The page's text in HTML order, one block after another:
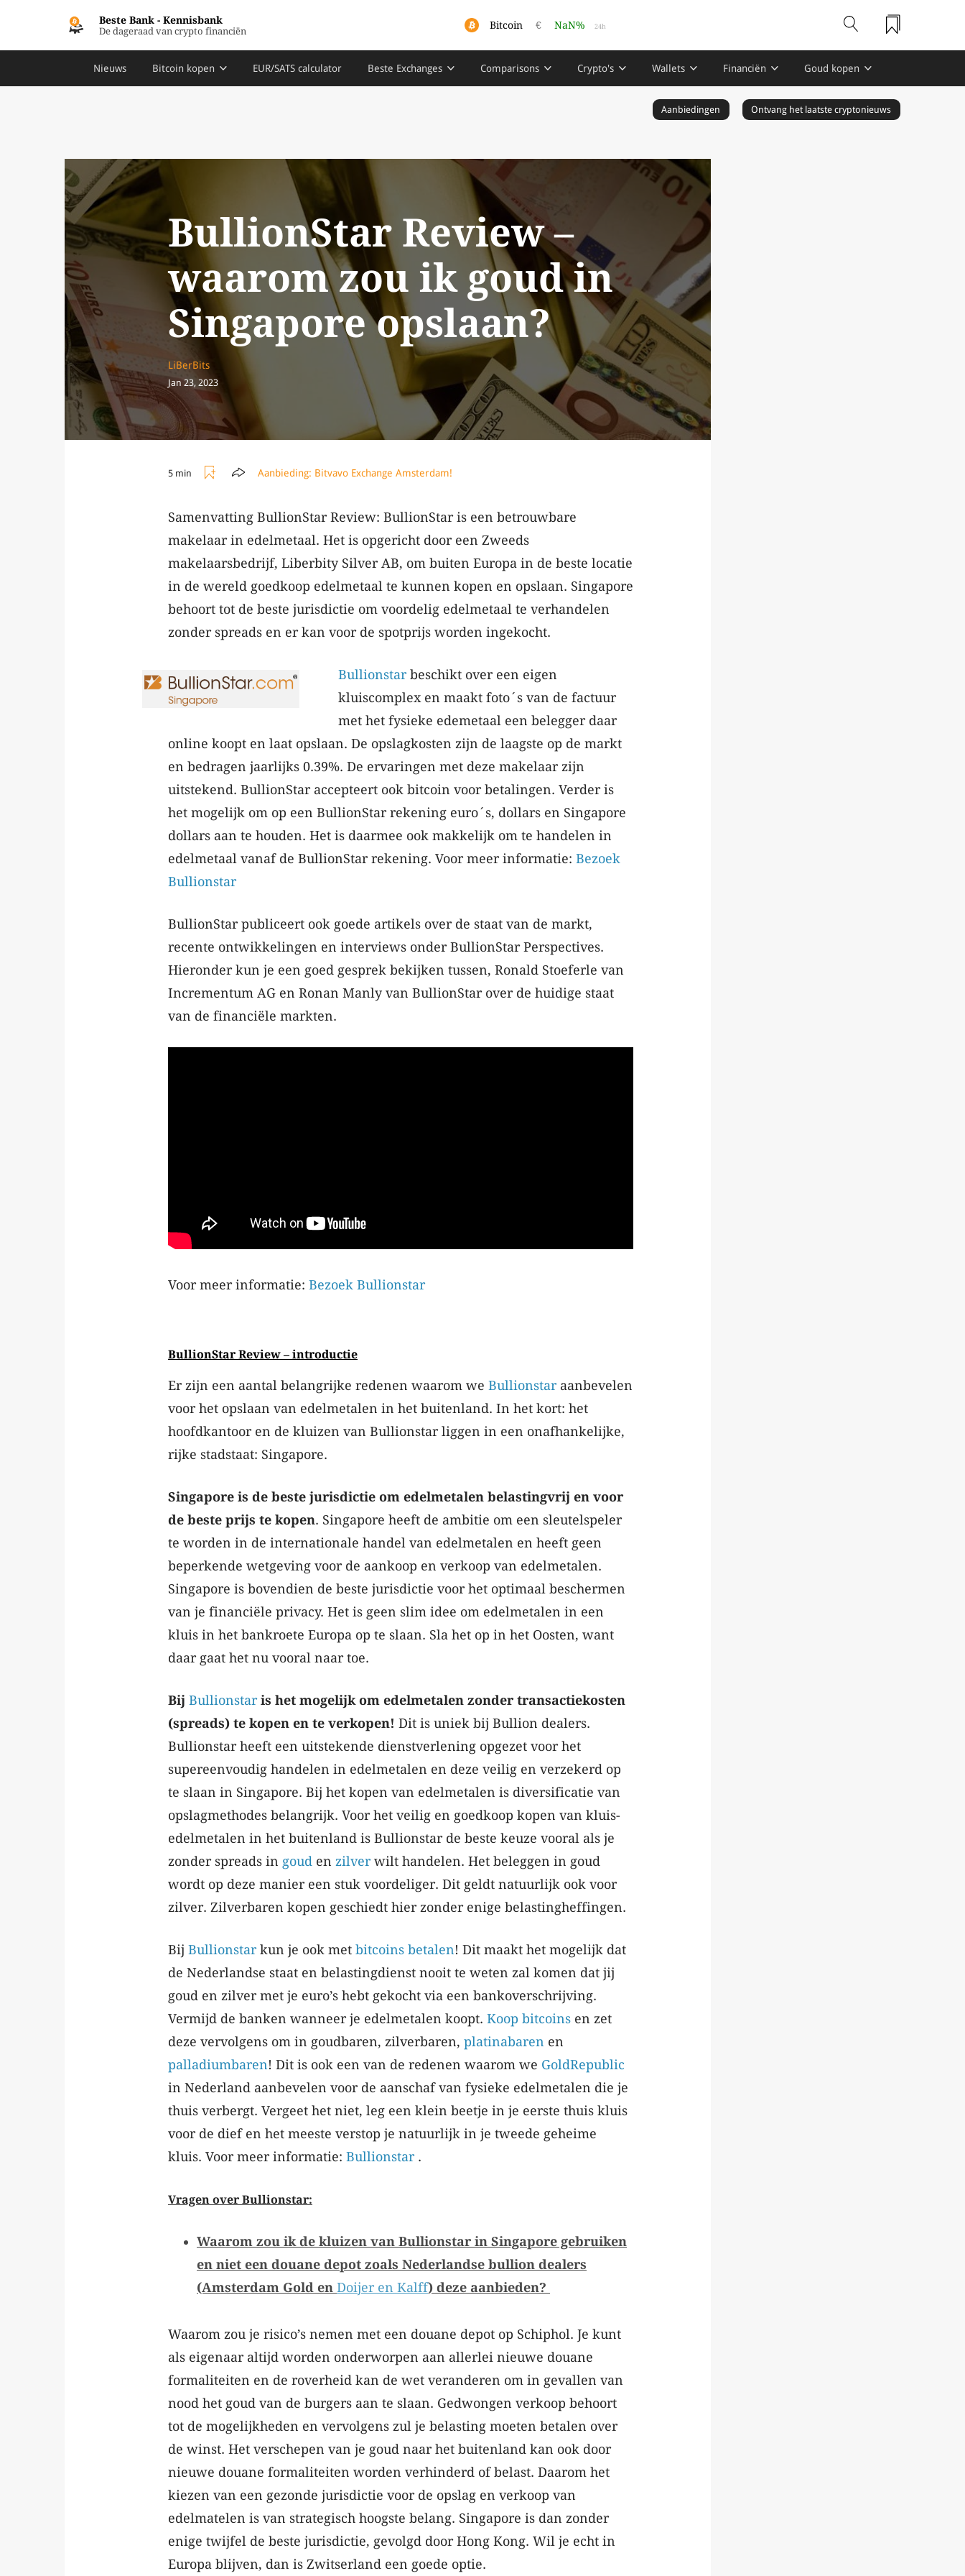
Beste Bank - Kennisbank
De dageraad van crypto financiën Bitcoin € NaN% 24h
Nieuws Bitcoin kopen EUR/SATS calculator Beste Exchanges Comparisons Crypto's Wallets Financiën Goud kopen
Aanbiedingen Ontvang het laatste cryptonieuws
BullionStar Review –
waarom zou ik goud in
Singapore opslaan?
LiBerBits
Jan 23, 2023
5 min Aanbieding: Bitvavo Exchange Amsterdam!
Samenvatting BullionStar Review: BullionStar is een betrouwbare
makelaar in edelmetaal. Het is opgericht door een Zweeds
makelaarsbedrijf, Liberbity Silver AB, om buiten Europa in de beste locatie
in de wereld goedkoop edelmetaal te kunnen kopen en opslaan. Singapore
behoort tot de beste jurisdictie om voordelig edelmetaal te verhandelen
zonder spreads en er kan voor de spotprijs worden ingekocht.
Bullionstarbeschikt over een eigen
kluiscomplex en maakt foto´s van de factuur
met het fysieke edemetaal een belegger daar
online koopt en laat opslaan. De opslagkosten zijn de laagste op de markt
en bedragen jaarlijks 0.39%. De ervaringen met deze makelaar zijn
uitstekend. BullionStar accepteert ook bitcoin voor betalingen. Verder is
het mogelijk om op een BullionStar rekening euro´s, dollars en Singapore
dollars aan te houden. Het is daarmee ook makkelijk om te handelen in
edelmetaal vanaf de BullionStar rekening. Voor meer informatie: Bezoek
Bullionstar
BullionStar publiceert ook goede artikels over de staat van de markt,
recente ontwikkelingen en interviews onder BullionStar Perspectives.
Hieronder kun je een goed gesprek bekijken tussen, Ronald Stoeferle van
Incrementum AG en Ronan Manly van BullionStar over de huidige staat
van de financiële markten.
Voor meer informatie: Bezoek Bullionstar
BullionStar Review – introductie
Er zijn een aantal belangrijke redenen waarom we Bullionstaraanbevelen
voor het opslaan van edelmetalen in het buitenland. In het kort: het
hoofdkantoor en de kluizen van Bullionstar liggen in een onafhankelijke,
rijke stadstaat: Singapore.
Singapore is de beste jurisdictie om edelmetalen belastingvrij en voor
de beste prijs te kopen. Singapore heeft de ambitie om een sleutelspeler
te worden in de internationale handel van edelmetalen en heeft geen
beperkende wetgeving voor de aankoop en verkoop van edelmetalen.
Singapore is bovendien de beste jurisdictie voor het optimaal beschermen
van je financiële privacy. Het is geen slim idee om edelmetalen in een
kluis in het bankroete Europa op te slaan. Sla het op in het Oosten, want
daar gaat het nu vooral naar toe.
Bij Bullionstaris het mogelijk om edelmetalen zonder transactiekosten
(spreads) te kopen en te verkopen! Dit is uniek bij Bullion dealers.
Bullionstar heeft een uitstekende dienstverlening opgezet voor het
supereenvoudig handelen in edelmetalen en deze veilig en verzekerd op
te slaan in Singapore. Bij het kopen van edelmetalen is diversificatie van
opslagmethodes belangrijk. Voor het veilig en goedkoop kopen van kluis-
edelmetalen in het buitenland is Bullionstar de beste keuze vooral als je
zonder spreads in goud en zilverwilt handelen. Het beleggen in goud
wordt op deze manier een stuk voordeliger. Dit geldt natuurlijk ook voor
zilver. Zilverbaren kopen geschiedt hier zonder enige belastingheffingen.
Bij Bullionstarkun je ook met bitcoins betalen! Dit maakt het mogelijk dat
de Nederlandse staat en belastingdienst nooit te weten zal komen dat jij
goud en zilver met je euro’s hebt gekocht via een bankoverschrijving.
Vermijd de banken wanneer je edelmetalen koopt. Koop bitcoins en zet
deze vervolgens om in goudbaren, zilverbaren, platinabaren en
palladiumbaren! Dit is ook een van de redenen waarom we GoldRepublic
in Nederland aanbevelen voor de aanschaf van fysieke edelmetalen die je
thuis verbergt. Vergeet het niet, leg een klein beetje in je eerste thuis kluis
voor de dief en het meeste verstop je natuurlijk in je tweede geheime
kluis. Voor meer informatie: Bullionstar.
Vragen over Bullionstar:
Waarom zou ik de kluizen van Bullionstar in Singapore gebruiken
en niet een douane depot zoals Nederlandse bullion dealers
(Amsterdam Gold en Doijer en Kalff) deze aanbieden?
Waarom zou je risico’s nemen met een douane depot op Schiphol. Je kunt
als eigenaar altijd worden onderworpen aan allerlei nieuwe douane
formaliteiten en de roverheid kan de wet veranderen om in gevallen van
nood het goud van de burgers aan te slaan. Gedwongen verkoop behoort
tot de mogelijkheden en vervolgens zul je belasting moeten betalen over
de winst. Het verschepen van je goud naar het buitenland kan ook door
nieuwe douane formaliteiten worden verhinderd of belast. Daarom het
kiezen van een gezonde jurisdictie voor de opslag en verkoop van
edelmatelen is van strategisch hoogste belang. Singapore is dan zonder
enige twijfel de beste jurisdictie, gevolgd door Hong Kong. Wil je echt in
Europa blijven, dan is Zwitserland een goede optie.